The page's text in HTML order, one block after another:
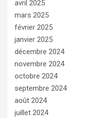
avril 2025
mars 2025
février 2025
janvier 2025
décembre 2024
novembre 2024
octobre 2024
septembre 2024
août 2024
juillet 2024